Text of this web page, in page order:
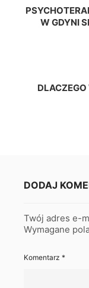
W GDYNI
DODAJ
Twój adres e-
Wymagane
Komentarz *